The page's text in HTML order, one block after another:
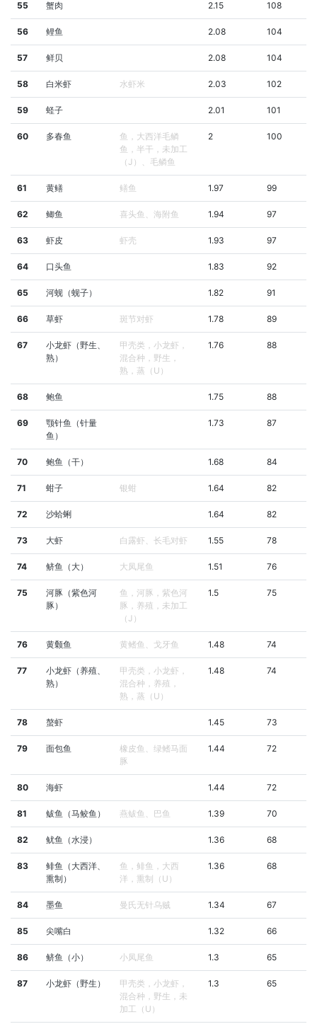
55 蟹肉 2.15 108
56 鲤鱼 2.08 104
57 鲜贝 2.08 104
58 白米虾 水虾米 2.03 102
59 蛏子 2.01 101
60 多春鱼
鱼，大西洋毛鳞
鱼，半干，未加工
（J）、毛鳞鱼
2 100
61 黄鳝 鳝鱼 1.97 99
62 鲫鱼 喜头鱼、海附鱼 1.94 97
63 虾皮 虾壳 1.93 97
64 口头鱼 1.83 92
65 河蚬（蚬子） 1.82 91
66 草虾 斑节对虾 1.78 89
67
小龙虾（野生、
熟）
甲壳类，小龙虾，
混合种，野生，
熟，蒸（U）
1.76 88
68 鲍鱼 1.75 88
69
颚针鱼（针量
鱼）
1.73 87
70 鲍鱼（干） 1.68 84
71 蚶子 银蚶 1.64 82
72 沙蛤蜊 1.64 82
73 大虾 白露虾、长毛对虾 1.55 78
74 鲚鱼（大） 大凤尾鱼 1.51 76
75
河豚（紫色河
豚）
鱼，河豚，紫色河
豚，养殖，未加工
（J）
1.5 75
76 黄颡鱼 黄鳍鱼、戈牙鱼 1.48 74
77
小龙虾（养殖、
熟）
甲壳类，小龙虾，
混合种，养殖，
熟，蒸（U）
1.48 74
78 螯虾 1.45 73
79 面包鱼
橡皮鱼、绿鳍马面
豚
1.44 72
80 海虾 1.44 72
81 鲅鱼（马鲛鱼） 燕鲅鱼、巴鱼 1.39 70
82 鱿鱼（水浸） 1.36 68
83
鲱鱼（大西洋、
熏制）
鱼，鲱鱼，大西
洋，熏制（U）
1.36 68
84 墨鱼 曼氏无针乌贼 1.34 67
85 尖嘴白 1.32 66
86 鲚鱼（小） 小凤尾鱼 1.3 65
87 小龙虾（野生）
甲壳类，小龙虾，
混合种，野生，未
加工（U）
1.3 65